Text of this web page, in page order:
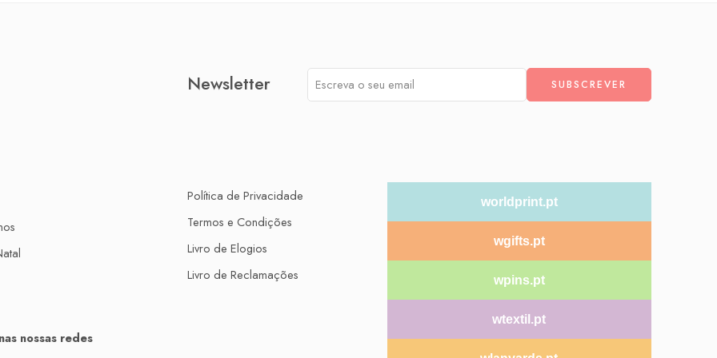
nossas redes
Newsletter
Política de Privacidade
Termos e Condições
Livro de Elogios
Livro de Reclamações
worldprint.pt
wgifts.pt
wpins.pt
wtextil.pt